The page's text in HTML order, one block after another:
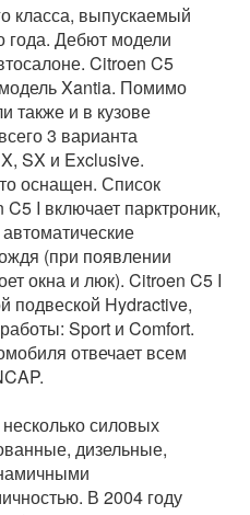
класса, выпускаемый
года. Дебют модели
Citroen C5
Xantia. Помимо
также и в кузове
3 варианта
SX и Exclusive.
оснащен. Список
I включает парктроник,
(при появлении
окна и люк). Citroen C5 I
подвеской Hydractive,
Sport и Comfort.
отвечает всем
силовых
дизельные,
В 2004 году